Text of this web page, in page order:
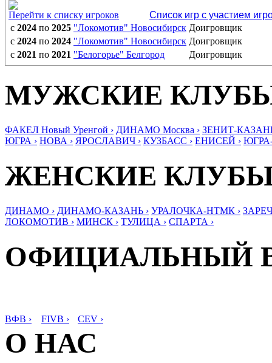
Перейти к списку игроков
Список игр с участием
с 2024 по 2025 "Локомотив" Новосибирск Доигровщик
с 2024 по 2024 "Локомотив" Новосибирск Доигровщик
с 2021 по 2021 "Белогорье" Белгород Доигровщик
МУЖСКИЕ
ФАКЕЛ Новый Уренгой › ДИНАМО Москва › ЗЕНИТ-
ЮГРА › НОВА › ЯРОСЛАВИЧ › КУЗБАСС › ЕНИСЕЙ ›
ЖЕНСКИЕ
ДИНАМО › ДИНАМО-КАЗАНЬ › УРАЛОЧКА-НТМК ›
ЛОКОМОТИВ › МИНСК › ТУЛИЦА › СПАРТА ›
ОФИЦИАЛЬНЫЙ
ВФВ › FIVB › CEV ›
О НАС